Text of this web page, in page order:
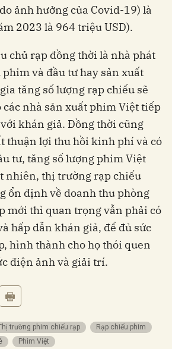
ảnh hưởng của Covid-19) là
2023 là 964 triệu USD).
chủ rạp đồng thời là nhà phát
và đầu tư hay sản xuất
tăng số lượng rạp chiếu sẽ
nhà sản xuất phim Việt tiếp
khán giả. Đồng thời cũng
thuận lợi thu hồi kinh phí và có
tư, tăng số lượng phim Việt
nhiên, thị trường rạp chiếu
ổn định về doanh thu phòng
mới thì quan trọng vẫn phải có
hấp dẫn khán giả, để đủ sức
hình thành cho họ thói quen
điện ảnh và giải trí.
Thị trường phim chiếu rạp
Rạp chiếu phim
Phim Việt